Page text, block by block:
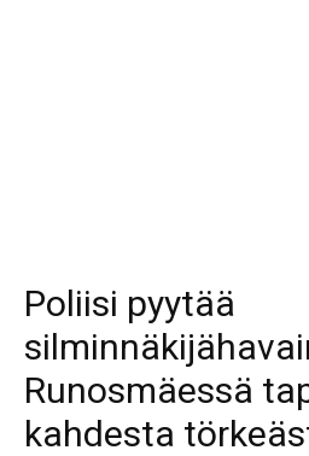
Poliisi pyytää
Runosmäessä
kahdesta